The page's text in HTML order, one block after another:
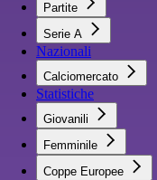
Partite
Serie A
Nazionali
Calciomercato
Statistiche
Giovanili
Femminile
Coppe Europee